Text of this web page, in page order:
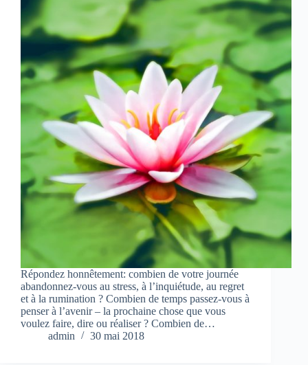
Répondez honnêtement: combien de votre journée
abandonnez-vous au stress, à l’inquiétude, au regret
et à la rumination ? Combien de temps passez-vous à
penser à l’avenir – la prochaine chose que vous
voulez faire, dire ou réaliser ? Combien de…
admin
30 mai 2018